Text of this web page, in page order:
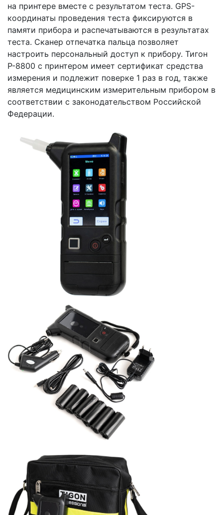
на принтере вместе с результатом теста. GPS-
координаты проведения теста фиксируются в
памяти прибора и распечатываются в результатах
теста. Сканер отпечатка пальца позволяет
настроить персональный доступ к прибору. Тигон
Р-8800 с принтером имеет сертификат средства
измерения и подлежит поверке 1 раз в год, также
является медицинским измерительным прибором в
соответствии с законодательством Российской
Федерации.